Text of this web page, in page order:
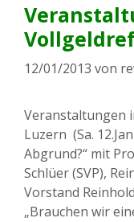
12/01/2013 von
Veranstaltungen
Luzern (Sa.
Abgrund?“ mit
Schlüer (SVP),
Vorstand
„Brauchen wir